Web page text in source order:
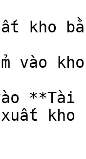
kho
vào kho
**Tài
kho